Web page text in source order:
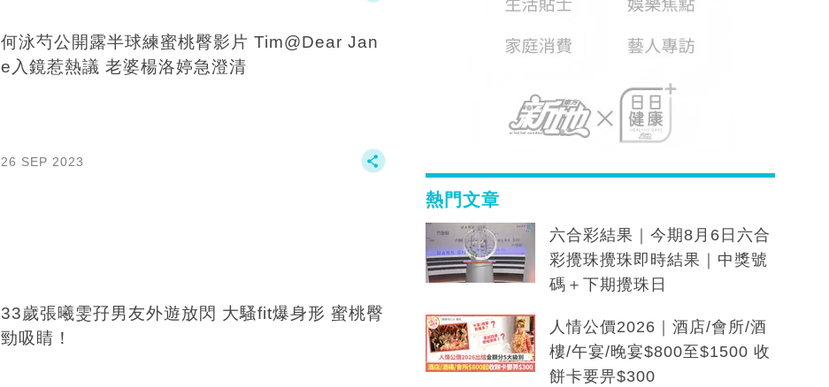
何泳芍公開露半球練蜜桃臀影片 Tim@Dear Jan
e入鏡惹熱議 老婆楊洛婷急澄清
26 SEP 2023
33歲張曦雯孖男友外遊放閃 大騷fit爆身形 蜜桃臀
勁吸睛！
熱門文章
六合彩結果｜今期8月6日六合
彩攪珠攪珠即時結果｜中獎號
碼＋下期攪珠日
人情公價2026｜酒店/會所/酒
樓/午宴/晚宴$800至$1500 收
餅卡要畀$300